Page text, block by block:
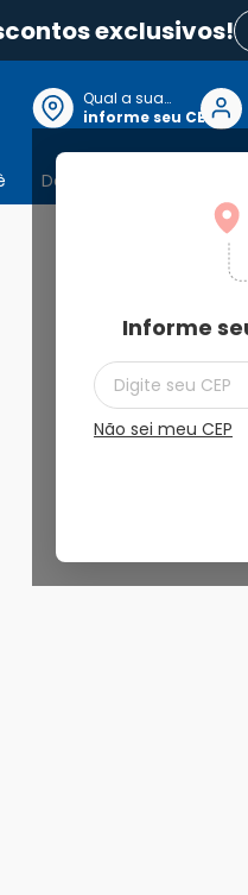
exclusivos!
Qual a sua
localização?
informe seu CEP
Informe
Não sei meu CEP
Dermocosmeticos